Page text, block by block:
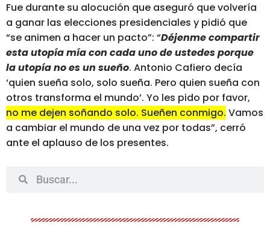
Fue durante su alocución que aseguró que volvería
a ganar las elecciones presidenciales y pidió que
“se animen a hacer un pacto”: “Déjenme compartir
esta utopía mía con cada uno de ustedes porque
la utopía no es un sueño. Antonio Cafiero decía
‘quien sueña solo, solo sueña. Pero quien sueña con
otros transforma el mundo’. Yo les pido por favor,
no me dejen soñando solo. Sueñen conmigo. Vamos
a cambiar el mundo de una vez por todas”, cerró
ante el aplauso de los presentes.